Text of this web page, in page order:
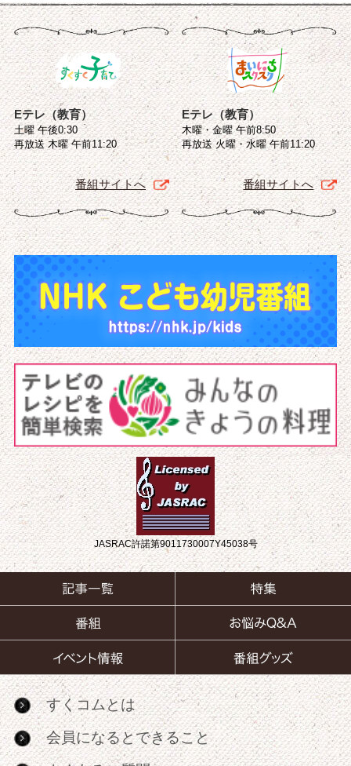
Eテレ（教育）
土曜 午後0:30
再放送 木曜 午前11:20
番組サイトへ
Eテレ（教育）
木曜・金曜 午前8:50
再放送 火曜・水曜 午前11:20
番組サイトへ
JASRAC許諾第9011730007Y45038号
すくコムとは
会員になるとできること